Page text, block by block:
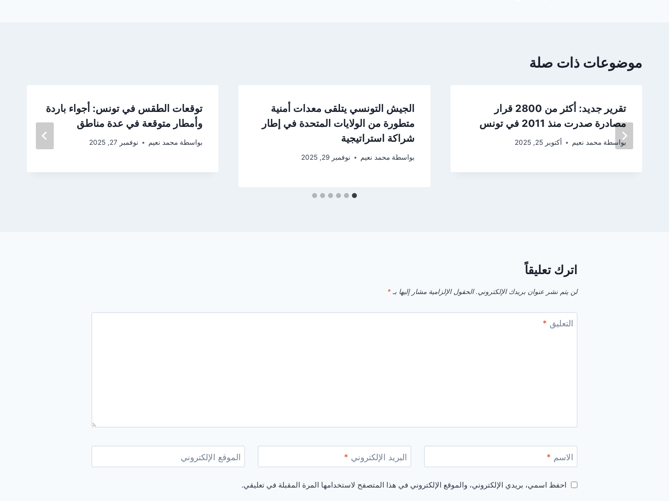
موضوعات ذات صلة
تقرير جديد: أكثر من 2800 قرار
مصادرة صدرت منذ 2011 في تونس
بواسطة محمد نعيم أكتوبر 25, 2025
الجيش التونسي يتلقى معدات أمنية
متطورة من الولايات المتحدة في إطار
شراكة استراتيجية
بواسطة محمد نعيم نوفمبر 29, 2025
توقعات الطقس في تونس: أجواء باردة
وأمطار متوقعة في عدة مناطق
بواسطة محمد نعيم نوفمبر 27, 2025
اترك تعليقاً
لن يتم نشر عنوان بريدك الإلكتروني. الحقول الإلزامية مشار إليها بـ *
التعليق *
الاسم * البريد الإلكتروني * الموقع الإلكتروني
احفظ اسمي، بريدي الإلكتروني، والموقع الإلكتروني في هذا المتصفح لاستخدامها المرة المقبلة في تعليقي.